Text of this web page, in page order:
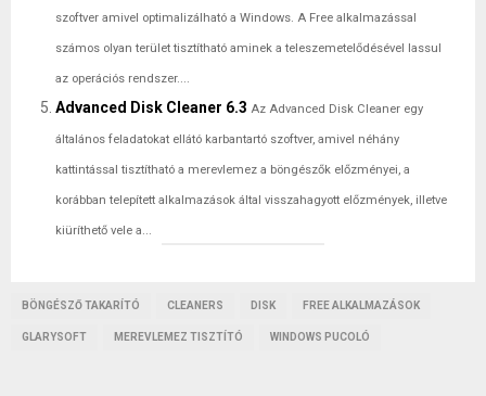
szoftver amivel optimalizálható a Windows. A Free alkalmazással
számos olyan terület tisztítható aminek a teleszemetelődésével lassul
az operációs rendszer....
Advanced Disk Cleaner 6.3 Az Advanced Disk Cleaner egy
általános feladatokat ellátó karbantartó szoftver, amivel néhány
kattintással tisztítható a merevlemez a böngészők előzményei, a
korábban telepített alkalmazások által visszahagyott előzmények, illetve
kiüríthető vele a...
BÖNGÉSZŐ TAKARÍTÓ CLEANERS DISK FREE ALKALMAZÁSOK
GLARYSOFT MEREVLEMEZ TISZTÍTÓ WINDOWS PUCOLÓ